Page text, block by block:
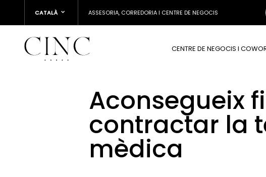
CATALÀ ASSESORIA, CORREDORIA I CENTRE DE NEGOCIS
CENTRE DE NEGOCIS I
Aconsegueix
contractar la
mèdica